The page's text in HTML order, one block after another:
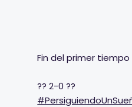
Fin del primer tiempo
?? 2-0 ??